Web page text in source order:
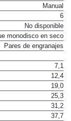
Manual
6
No disponible
monodisco en seco
Pares de engranajes
7,1
12,4
19,0
25,3
31,2
37,7